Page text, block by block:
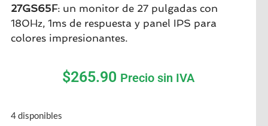
27GS65F: un monitor de 27 pulgadas con
180Hz, 1ms de respuesta y panel IPS para
colores impresionantes.
$265.90 Precio sin IVA
4 disponibles